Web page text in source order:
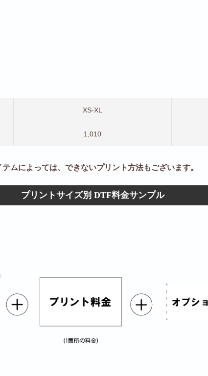
XS-XL
1,010
テムによっては、できないプリント方法もございます。
プリントサイズ別 DTF料金サンプル